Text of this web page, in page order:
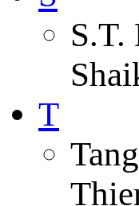
S.T.
T